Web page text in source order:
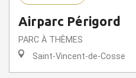
Airparc Périgord
PARC À THÈMES
Saint-Vincent-de-Cosse